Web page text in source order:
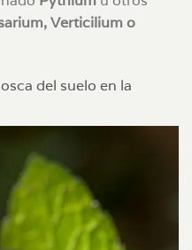
Verticilium o
del suelo en la